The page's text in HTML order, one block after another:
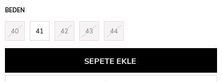
BEDEN
40 41 42 43 44